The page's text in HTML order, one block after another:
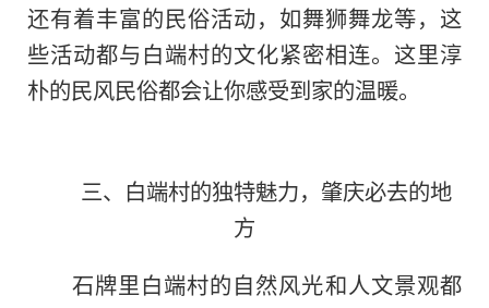
还有着丰富的民俗活动，如舞狮舞龙等，这
些活动都与白端村的文化紧密相连。这里淳
朴的民风民俗都会让你感受到家的温暖。
三、白端村的独特魅力，肇庆必去的地
方
石牌里白端村的自然风光和人文景观都